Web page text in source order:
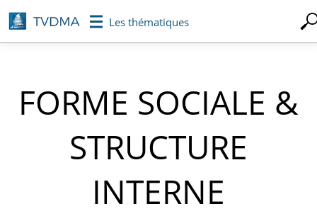
Aller
au
contenu
Les thématiques
FORME SOCIALE &
STRUCTURE
INTERNE